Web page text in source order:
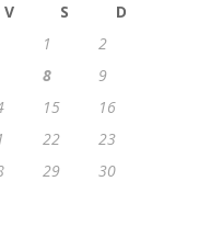
V S
D
1
2
8
9
15
16
22
23
29
30